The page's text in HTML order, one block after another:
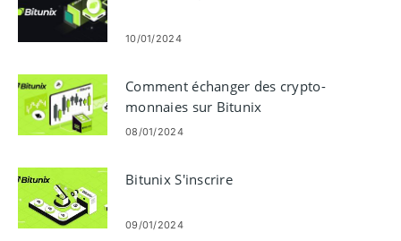
10/01/2024
Comment échanger des crypto-
monnaies sur Bitunix
08/01/2024
Bitunix S'inscrire
09/01/2024